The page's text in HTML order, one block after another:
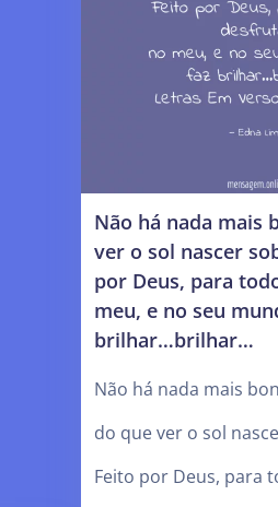
Não há nada mais
ver o sol nascer
por Deus, para
meu, e no seu
brilhar…brilhar…
Não há nada mais
do que ver o sol
Feito por Deus, para